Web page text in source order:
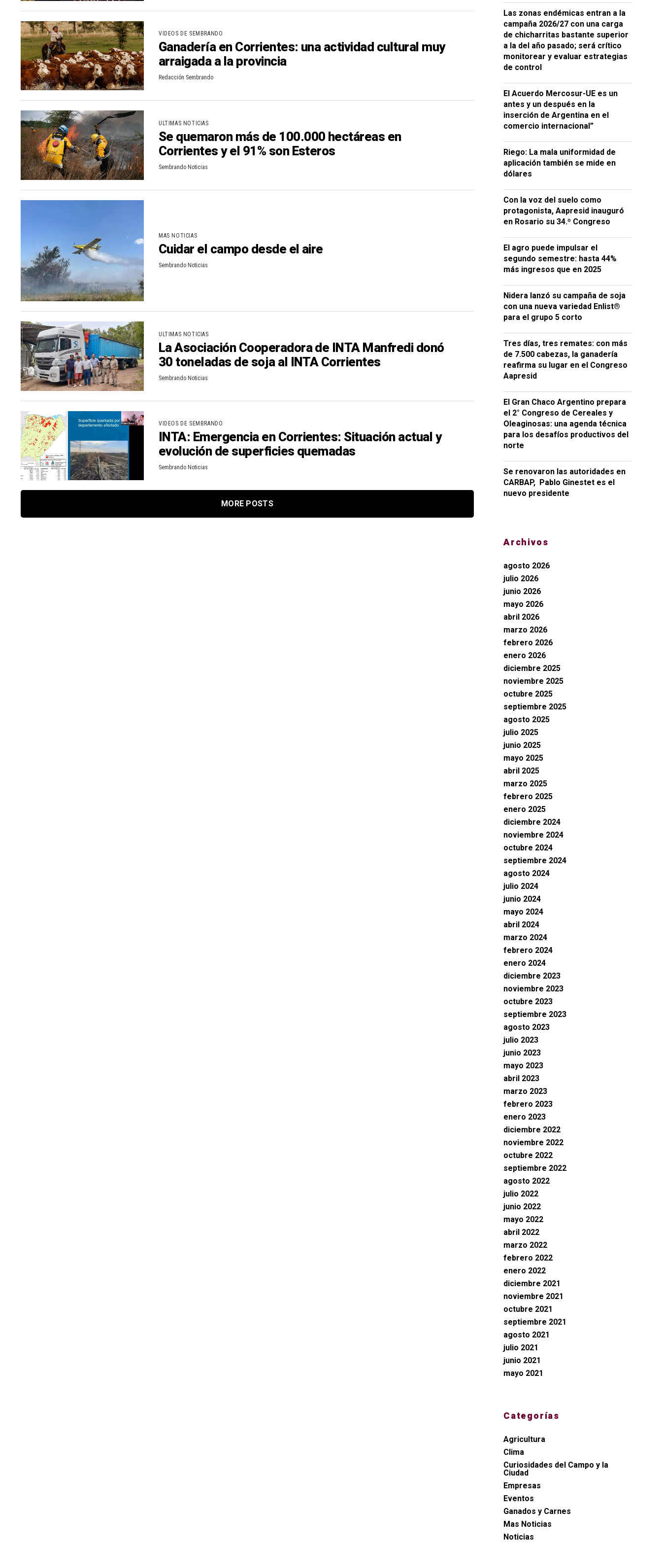
VIDEOS DE SEMBRANDO
Ganadería en Corrientes: una actividad cultural muy
arraigada a la provincia
Redacción Sembrando
ULTIMAS NOTICIAS
Se quemaron más de 100.000 hectáreas en
Corrientes y el 91% son Esteros
Sembrando Noticias
MAS NOTICIAS
Cuidar el campo desde el aire
Sembrando Noticias
ULTIMAS NOTICIAS
La Asociación Cooperadora de INTA Manfredi donó
30 toneladas de soja al INTA Corrientes
Sembrando Noticias
VIDEOS DE SEMBRANDO
INTA: Emergencia en Corrientes: Situación actual y
evolución de superficies quemadas
Sembrando Noticias
MORE POSTS
Las zonas endémicas entran a la
campaña 2026/27 con una carga
de chicharritas bastante superior
a la del año pasado; será crítico
monitorear y evaluar estrategias
de control
El Acuerdo Mercosur-UE es un
antes y un después en la
inserción de Argentina en el
comercio internacional”
Riego: La mala uniformidad de
aplicación también se mide en
dólares
Con la voz del suelo como
protagonista, Aapresid inauguró
en Rosario su 34.º Congreso
El agro puede impulsar el
segundo semestre: hasta 44%
más ingresos que en 2025
Nidera lanzó su campaña de soja
con una nueva variedad Enlist®
para el grupo 5 corto
Tres días, tres remates: con más
de 7.500 cabezas, la ganadería
reafirma su lugar en el Congreso
Aapresid
El Gran Chaco Argentino prepara
el 2° Congreso de Cereales y
Oleaginosas: una agenda técnica
para los desafíos productivos del
norte
Se renovaron las autoridades en
CARBAP, Pablo Ginestet es el
nuevo presidente
Archivos
agosto 2026
julio 2026
junio 2026
mayo 2026
abril 2026
marzo 2026
febrero 2026
enero 2026
diciembre 2025
noviembre 2025
octubre 2025
septiembre 2025
agosto 2025
julio 2025
junio 2025
mayo 2025
abril 2025
marzo 2025
febrero 2025
enero 2025
diciembre 2024
noviembre 2024
octubre 2024
septiembre 2024
agosto 2024
julio 2024
junio 2024
mayo 2024
abril 2024
marzo 2024
febrero 2024
enero 2024
diciembre 2023
noviembre 2023
octubre 2023
septiembre 2023
agosto 2023
julio 2023
junio 2023
mayo 2023
abril 2023
marzo 2023
febrero 2023
enero 2023
diciembre 2022
noviembre 2022
octubre 2022
septiembre 2022
agosto 2022
julio 2022
junio 2022
mayo 2022
abril 2022
marzo 2022
febrero 2022
enero 2022
diciembre 2021
noviembre 2021
octubre 2021
septiembre 2021
agosto 2021
julio 2021
junio 2021
mayo 2021
Categorías
Agricultura
Clima
Curiosidades del Campo y la
Ciudad
Empresas
Eventos
Ganados y Carnes
Mas Noticias
Noticias